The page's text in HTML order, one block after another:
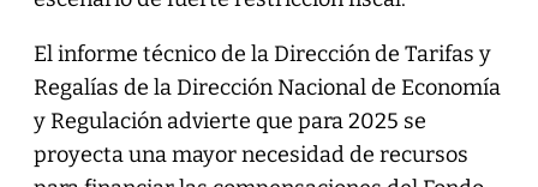
El informe técnico de la Dirección de Tarifas y
Regalías de la Dirección Nacional de Economía
y Regulación advierte que para 2025 se
proyecta una mayor necesidad de recursos